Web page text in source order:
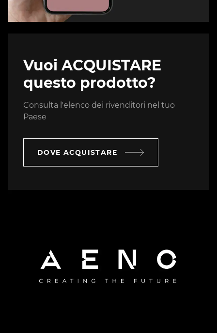
Vuoi ACQUISTARE
questo prodotto?
Consulta l'elenco dei rivenditori nel tuo
Paese
DOVE ACQUISTARE